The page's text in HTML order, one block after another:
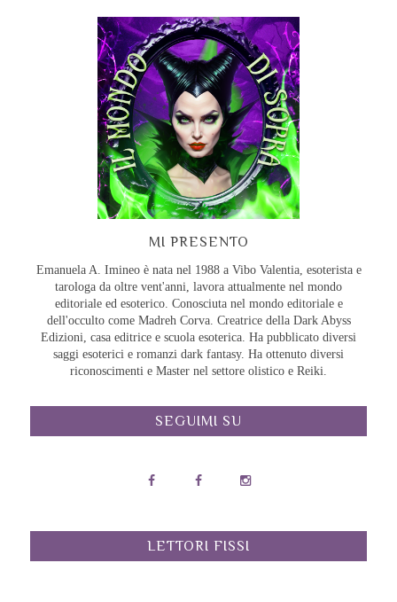
MI PRESENTO
Emanuela A. Imineo è nata nel 1988 a Vibo Valentia, esoterista e
tarologa da oltre vent'anni, lavora attualmente nel mondo
editoriale ed esoterico. Conosciuta nel mondo editoriale e
dell'occulto come Madreh Corva. Creatrice della Dark Abyss
Edizioni, casa editrice e scuola esoterica. Ha pubblicato diversi
saggi esoterici e romanzi dark fantasy. Ha ottenuto diversi
riconoscimenti e Master nel settore olistico e Reiki.
SEGUIMI SU
LETTORI FISSI